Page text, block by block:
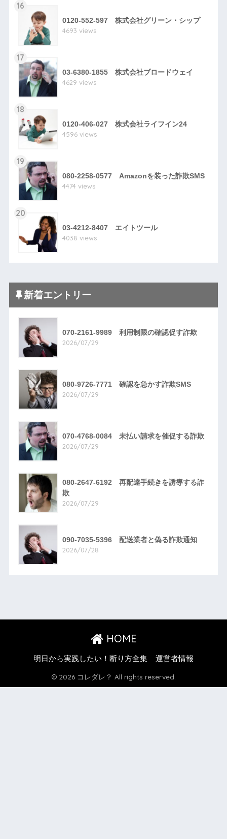
16
0120-552-597 株式会社グリーン・シップ
4693 views
17
03-6380-1855 株式会社ブロードウェイ
4629 views
18
0120-406-027 株式会社ライフイン24
4596 views
19
080-2258-0577 Amazonを装った詐欺SMS
4474 views
20
03-4212-8407 エイトツール
4038 views
新着エントリー
070-2161-9989 利用制限の確認促す詐欺
2026/07/29
080-9726-7771 確認を急かす詐欺SMS
2026/07/29
070-4768-0084 未払い請求を催促する詐欺
2026/07/29
080-2647-6192 再配達手続きを誘導する詐
欺
2026/07/29
090-7035-5396 配送業者と偽る詐欺通知
2026/07/28
HOME
明日から実践したい！断り方全集 運営者情報
© 2026 コレダレ？ All rights reserved.